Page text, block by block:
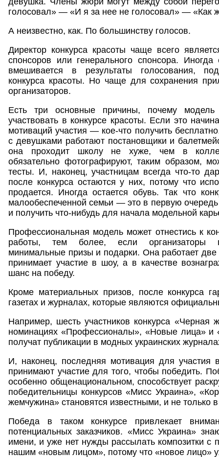
голосовал» — «И я за нее не голосовал» — «Как
А неизвестно, как. По большинству голосов.
Директор конкурса красоты чаще всего
спонсоров или генерального спонсора. Иногда
вмешивается в результаты голосования,
конкурса красоты. Но чаще для сохранения
организаторов.
Есть три основные причины, почему модель
участвовать в конкурсе красоты. Если это
мотиваций участия — кое-что получить
с девушками работают постановщики и
она проходит школу не хуже, чем в
обязательно фотографируют, таким образом,
тесты. И, наконец, участницам всегда что-то
после конкурса остаются у них, потому что
продается. Иногда остается обувь. Так что
малообеспеченной семьи — это в первую очередь
и получить что-нибудь для начала модельной
Профессиональная модель может отнестись к
работы, тем более, если организаторы
минимальные призы и подарки. Она работает две
принимает участие в шоу, а в качестве
шанс на победу.
Кроме материальных призов, после конкурса
газетах и журналах, которые являются
Например, шесть участников конкурса «Черная
номинациях «Профессионалы», «Новые лица» и
получат публикации в модных украинских
И, наконец, последняя мотивация для участия
принимают участие для того, чтобы победить.
особенно общенациональном, способствует
победительницы конкурсов «Мисс Украина»,
жемчужина» становятся известными, и не только
Победа в таком конкурсе привлекает
потенциальных заказчиков. «Мисс Украина»
имени, и уже нет нужды рассылать композитки с
нашим «новым лицом», потому что «новое лицо»